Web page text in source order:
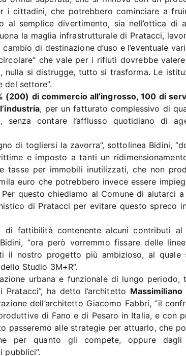
i cittadini, che potrebbero cominciare a
semplice divertimento, sia nell’ottica di
la maglia infrastrutturale di Pratacci,
di destinazione d’uso e l’eventuale
che vale per i rifiuti dovrebbe
nulla si distrugge, tutto si trasforma. Le
del settore”.
di commercio all’ingrosso, 100 di
, per un fatturato complessivo di
contare l’afflusso quotidiano di
di togliersi la zavorra”, sottolinea Bidini,
e imposto a tanti un
per immobili inutilizzati, che non
euro che potrebbero invece essere
questo chiediamo al Comune di aiutarci
di Pratacci per evitare questo spreco
di fattibilità contenente alcuni contributi al
“ora però vorremmo fissare delle
il nostro progetto più ambizioso, al quale
Studio 3M+R”.
urbana e funzionale di lungo periodo,
ha detto l’architetto Massimiliano
dell’architetto Giacomo Fabbri, “il
di Fano e di Pesaro in Italia, e con
passeremo alle strategie per attuarlo, che
per quanto gli compete, oppure dagli
pubblici”.